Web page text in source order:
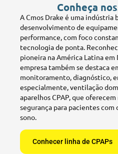
Conheça
A Cmos Drake é uma
desenvolvimento de
performance, com foco
tecnologia de ponta.
pioneira na América Latina em
empresa também se destaca
monitoramento, diagnóstico,
especialmente, ventilação
aparelhos CPAP, que
segurança para pacientes
sono.
Conhecer linha de CPAPs